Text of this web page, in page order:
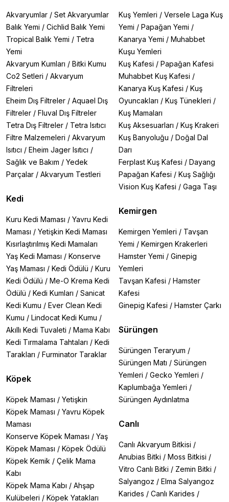
Akvaryumlar / Set Akvaryumlar
Balık Yemi / Cichlid Balık Yemi
Tropical Balık Yemi / Tetra
Yemi
Akvaryum Kumları / Bitki Kumu
Co2 Setleri / Akvaryum
Filtreleri
Eheim Dış Filtreler / Aquael Dış
Filtreler / Fluval Dış Filtreler
Tetra Dış Filtreler / Tetra Isıtıcı
Filtre Malzemeleri / Akvaryum
Isıtıcı / Eheim Jager Isıtıcı /
Sağlık ve Bakım / Yedek
Parçalar / Akvaryum Testleri
Kedi
Kuru Kedi Maması / Yavru Kedi
Maması / Yetişkin Kedi Maması
Kısırlaştırılmış Kedi Mamaları
Yaş Kedi Maması / Konserve
Yaş Maması / Kedi Ödülü / Kuru
Kedi Ödülü / Me-O Krema Kedi
Ödülü / Kedi Kumları / Sanicat
Kedi Kumu / Ever Clean Kedi
Kumu / Lindocat Kedi Kumu /
Akıllı Kedi Tuvaleti / Mama Kabı
Kedi Tırmalama Tahtaları / Kedi
Tarakları / Furminator Taraklar
Köpek
Köpek Maması / Yetişkin
Köpek Maması / Yavru Köpek
Maması
Konserve Köpek Maması / Yaş
Köpek Maması / Köpek Ödülü
Köpek Kemik / Çelik Mama
Kabı
Köpek Mama Kabı / Ahşap
Kulübeleri / Köpek Yatakları
Kuş Yemleri / Versele Laga Kuş
Yemi / Papağan Yemi /
Kanarya Yemi / Muhabbet
Kuşu Yemleri
Kuş Kafesi / Papağan Kafesi
Muhabbet Kuş Kafesi /
Kanarya Kuş Kafesi / Kuş
Oyuncakları / Kuş Tünekleri /
Kuş Mamaları
Kuş Aksesuarları / Kuş Krakeri
Kuş Banyoluğu / Doğal Dal
Darı
Ferplast Kuş Kafesi / Dayang
Papağan Kafesi / Kuş Sağlığı
Vision Kuş Kafesi / Gaga Taşı
Kemirgen
Kemirgen Yemleri / Tavşan
Yemi / Kemirgen Krakerleri
Hamster Yemi / Ginepig
Yemleri
Tavşan Kafesi / Hamster
Kafesi
Ginepig Kafesi / Hamster Çarkı
Sürüngen
Sürüngen Teraryum /
Sürüngen Matı / Sürüngen
Yemleri / Gecko Yemleri /
Kaplumbağa Yemleri /
Sürüngen Aydınlatma
Canlı
Canlı Akvaryum Bitkisi /
Anubias Bitki / Moss Bitkisi /
Vitro Canlı Bitki / Zemin Bitki /
Salyangoz / Elma Salyangoz
Karides / Canlı Karides /